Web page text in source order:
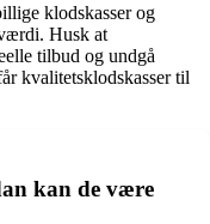
klodskasser og
Husk at
tilbud og undgå
kvalitetsklodskasser til
kan de være